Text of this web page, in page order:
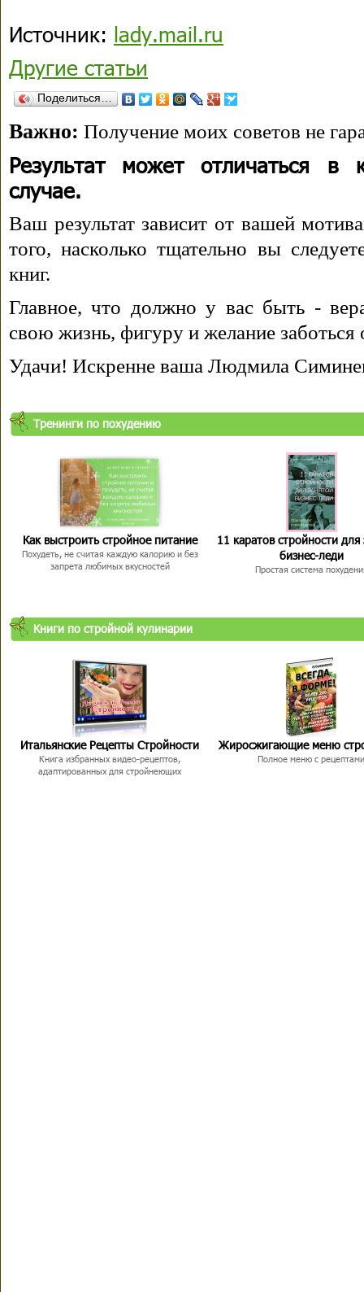
Источник: lady.mail.ru
Другие статьи
Поделиться…
Важно: Получение моих советов не
Результат может отличаться в
случае.
Ваш результат зависит от вашей
того, насколько тщательно вы
книг.
Главное, что должно у вас быть -
свою жизнь, фигуру и желание заботься
Удачи! Искренне ваша Людмила
Тренинги по похудению
Как выстроить стройное питание
Похудеть, не считая каждую калорию и без
запрета любимых вкусностей
11 каратов стройности для
бизнес-леди
Простая система
Книги по стройной кулинарии
Итальянские Рецепты Стройности
Книга избранных видео-рецептов,
адаптированных для стройнеющих
Жиросжигающие меню
Полное меню с рецептами